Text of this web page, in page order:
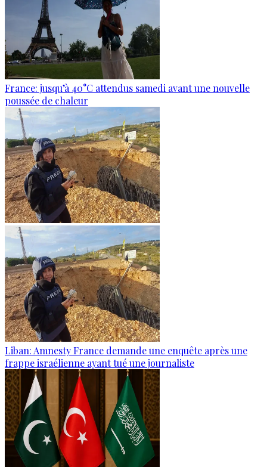
France: jusqu’à 40°C attendus samedi avant une nouvelle
poussée de chaleur
Liban: Amnesty France demande une enquête après une
frappe israélienne ayant tué une journaliste